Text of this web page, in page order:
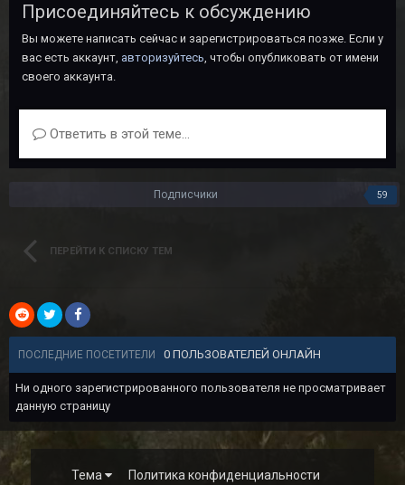
Присоединяйтесь к обсуждению
Вы можете написать сейчас и зарегистрироваться позже. Если у
вас есть аккаунт, авторизуйтесь, чтобы опубликовать от имени
своего аккаунта.
Ответить в этой теме...
Подписчики 59
ПЕРЕЙТИ К СПИСКУ ТЕМ
ПОСЛЕДНИЕ ПОСЕТИТЕЛИ 0 ПОЛЬЗОВАТЕЛЕЙ ОНЛАЙН
Ни одного зарегистрированного пользователя не просматривает
данную страницу
Тема Политика конфиденциальности